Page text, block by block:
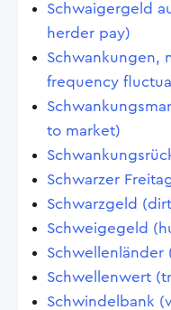
Schwaigergeld
herder pay)
Schwankungen,
frequency
to market)
Schwarzer
Schwarzgeld
Schweigegeld
Schwellenländer
Schwellenwert
Schwindelbank